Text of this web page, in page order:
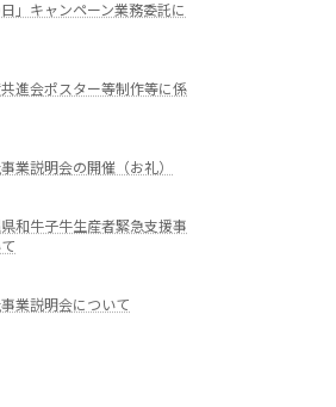
」キャンペーン業務委託に
進会ポスター等制作等に係
業説明会の開催（お礼）
和牛子牛生産者緊急支援事
業説明会について